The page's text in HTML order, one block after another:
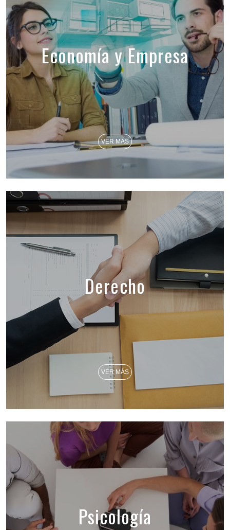
Economía y Empresa
VER MÁS
Derecho
VER MÁS
Psicología